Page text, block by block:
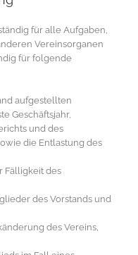
für alle Aufgaben,
Vereinsorganen
für folgende
aufgestellten
Geschäftsjahr,
und des
die Entlastung des
Fälligkeit des
des Vorstands und
des Vereins,